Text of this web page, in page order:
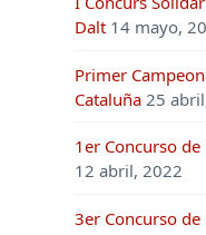
Dalt 14 mayo,
Primer
Cataluña 25
1er Concurso
12 abril, 2022
3er Concurso